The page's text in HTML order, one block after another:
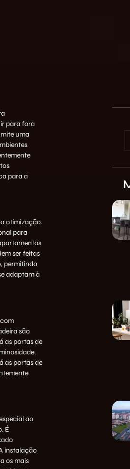
para fora
uma
para a
otimização
para
ser feitas
permitindo
adaptam à
são
as portas de
as portas de
ao
É
instalação
os mais